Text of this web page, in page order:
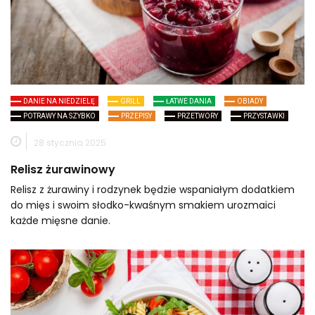
DANIE NA NIEDZIELĘ GRILL ŁATWE DANIA
OBIADY
POTRAWY NA SZYBKO
PRZEPISY PRZETWORY PRZYSTAWKI
28 stycznia 2025
Relisz żurawinowy
Relisz z żurawiny i rodzynek będzie wspaniałym dodatkiem
do mięs i swoim słodko-kwaśnym smakiem urozmaici
każde mięsne danie.